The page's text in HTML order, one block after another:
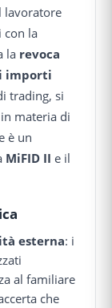
lavoratore
con la
la revoca
importi
trading, si
in materia di
è un
MiFID II e il
esterna: i
al familiare
che